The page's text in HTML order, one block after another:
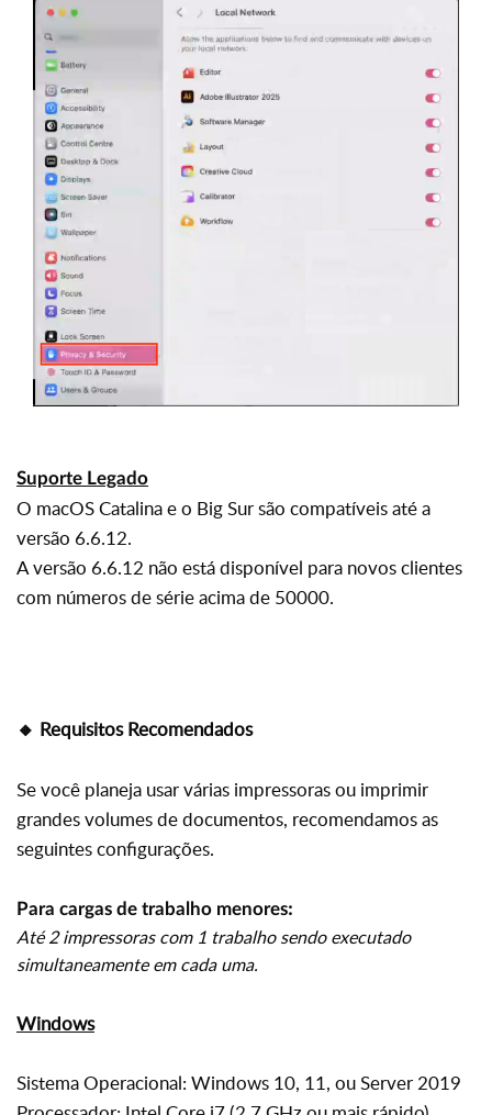
Suporte Legado
O macOS Catalina e o Big Sur são compatíveis até a
versão 6.6.12.
A versão 6.6.12 não está disponível para novos clientes
com números de série acima de 50000.
🔸 Requisitos Recomendados
Se você planeja usar várias impressoras ou imprimir
grandes volumes de documentos, recomendamos as
seguintes configurações.
Para cargas de trabalho menores:
Até 2 impressoras com 1 trabalho sendo executado
simultaneamente em cada uma.
Windows
Sistema Operacional: Windows 10, 11, ou Server 2019